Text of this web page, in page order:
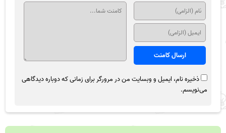
ذخیره نام، ایمیل و وبسایت من در مرورگر برای زمانی که دوباره دیدگاهی
می‌نویسم.